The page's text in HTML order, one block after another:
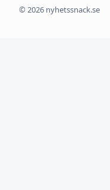
© 2026 nyhetssnack.se